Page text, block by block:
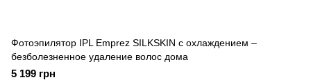
Фотоэпилятор IPL Emprez SILKSKIN с охлаждением –
безболезненное удаление волос дома
5 199 грн